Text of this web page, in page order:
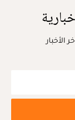
الأخبار